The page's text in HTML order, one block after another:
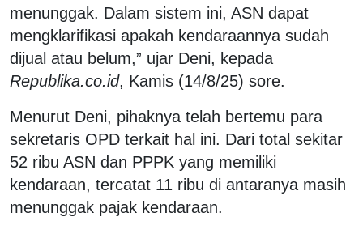
menunggak. Dalam sistem ini, ASN dapat
mengklarifikasi apakah kendaraannya sudah
dijual atau belum,” ujar Deni, kepada
Republika.co.id, Kamis (14/8/25) sore.
Menurut Deni, pihaknya telah bertemu para
sekretaris OPD terkait hal ini. Dari total sekitar
52 ribu ASN dan PPPK yang memiliki
kendaraan, tercatat 11 ribu di antaranya masih
menunggak pajak kendaraan.